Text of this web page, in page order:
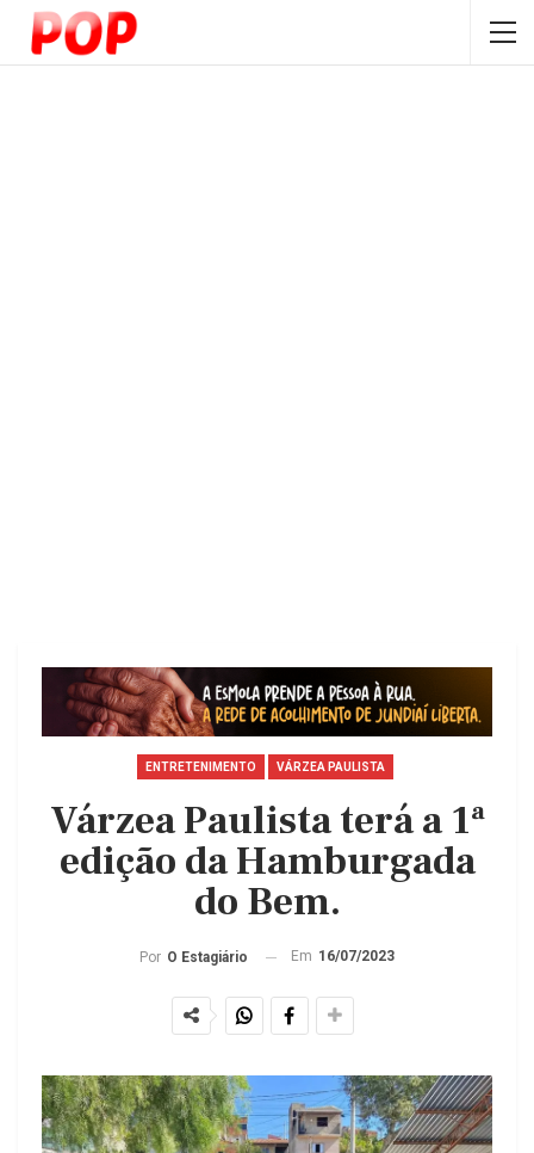
ENTRETENIMENTO VÁRZEA PAULISTA
Várzea Paulista terá a 1ª
edição da Hamburgada
do Bem.
Por O Estagiário Em 16/07/2023